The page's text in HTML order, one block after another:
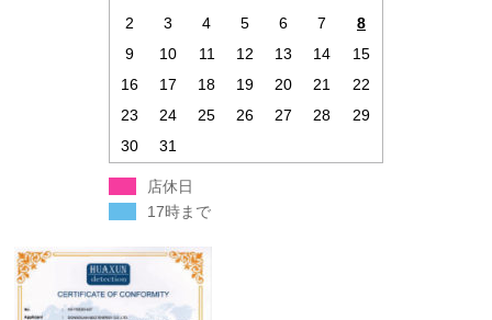
2
3 4 5 6 7
8
9
10 11 12 13 14
15
16
17 18 19 20 21
22
23
24 25 26 27 28
29
30
31
店休日
17時まで